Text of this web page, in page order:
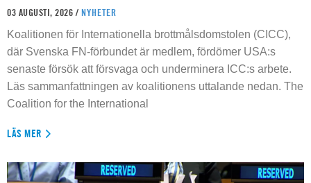
03 AUGUSTI, 2026 / NYHETER
Koalitionen för Internationella brottmålsdomstolen (CICC),
där Svenska FN-förbundet är medlem, fördömer USA:s
senaste försök att försvaga och underminera ICC:s arbete.
Läs sammanfattningen av koalitionens uttalande nedan. The
Coalition for the International
LÄS MER